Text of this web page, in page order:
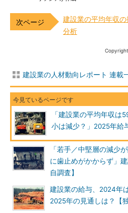
建設業の平均年収
分析
建設業の人材動向レポート 連載
「建設業の平均年収は
小は減少？」2025年給
「若手／中堅層の減少
に歯止めがかからず」
自調査】
建設業の給与、2024年
2025年の見通しは？【